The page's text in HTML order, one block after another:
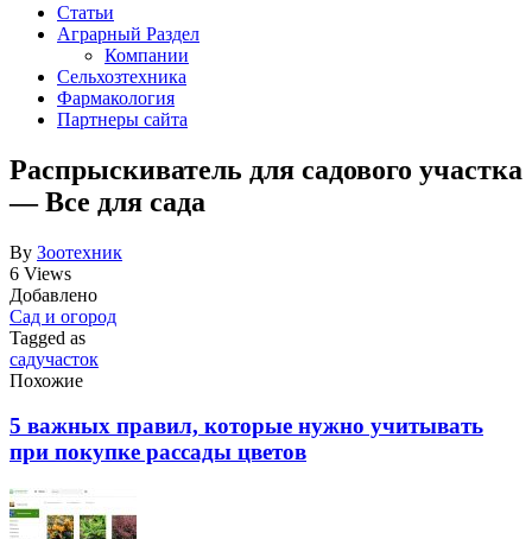
Статьи
Аграрный Раздел
Компании
Сельхозтехника
Фармакология
Партнеры сайта
Распрыскиватель для садового участка
— Все для сада
By Зоотехник
6 Views
Добавлено
Сад и огород
Tagged as
садучасток
Похожие
5 важных правил, которые нужно учитывать
при покупке рассады цветов